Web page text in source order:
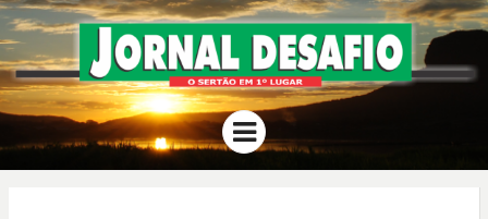
JORNAL
DESAFIO
O Sertão em 1º Lugar
Menu